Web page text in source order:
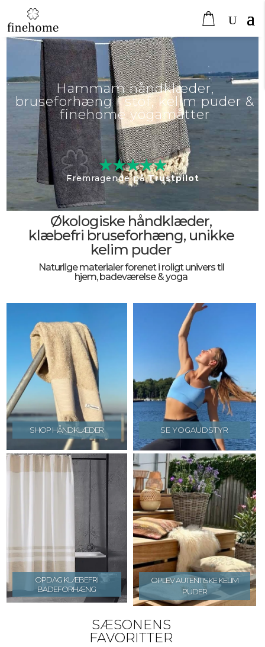
Hammam håndklæder,
bruseforhæng i stof, kelim puder &
finehome yogamåtter
★★★★★
Fremragende på Trustpilot
Økologiske håndklæder,
klæbefri bruseforhæng, unikke
kelim puder
Naturlige materialer forenet i roligt univers til
hjem, badeværelse & yoga
SHOP HÅNDKLÆDER SE YOGAUDSTYR
OPDAG KLÆBEFRI
BADEFORHÆNG
OPLEV AUTENTISKE KELIM
PUDER
SÆSONENS
FAVORITTER